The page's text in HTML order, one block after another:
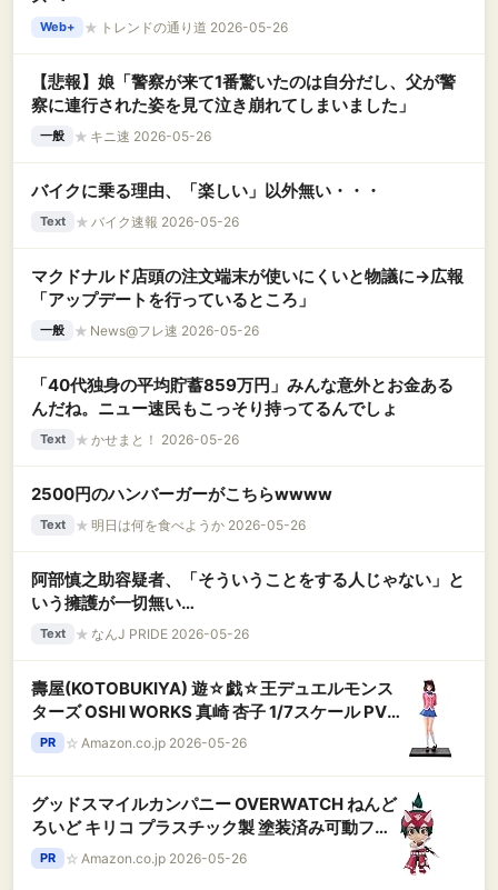
Web+ ★ トレンドの通り道 2026-05-26
【悲報】娘「警察が来て1番驚いたのは自分だし、父が警
察に連行された姿を見て泣き崩れてしまいました」
一般 ★ キニ速 2026-05-26
バイクに乗る理由、「楽しい」以外無い・・・
Text ★ バイク速報 2026-05-26
マクドナルド店頭の注文端末が使いにくいと物議に→広報
「アップデートを行っているところ」
一般 ★ News@フレ速 2026-05-26
「40代独身の平均貯蓄859万円」みんな意外とお金ある
んだね。ニュー速民もこっそり持ってるんでしょ
Text ★ かせまと！ 2026-05-26
2500円のハンバーガーがこちらwwww
Text ★ 明日は何を食べようか 2026-05-26
阿部慎之助容疑者、「そういうことをする人じゃない」と
いう擁護が一切無い…
Text ★ なんJ PRIDE 2026-05-26
壽屋(KOTOBUKIYA) 遊☆戯☆王デュエルモンス
ターズ OSHI WORKS 真崎 杏子 1/7スケール PVC
製 塗装済み完成品 フィギュア
PR ☆ Amazon.co.jp 2026-05-26
グッドスマイルカンパニー OVERWATCH ねんど
ろいど キリコ プラスチック製 塗装済み可動フィ
ギュア ノンスケール 専用台座付属 全高約
100mm 再販
PR ☆ Amazon.co.jp 2026-05-26